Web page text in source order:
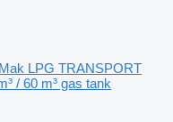
LPG TRANSPORT
/ 60 m³ gas tank